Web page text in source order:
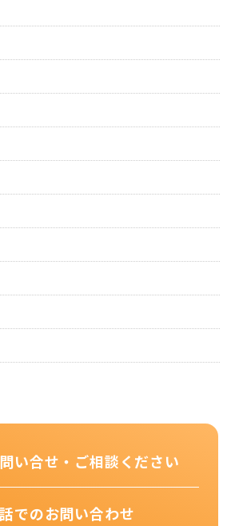
い合せ・ご相談ください
でのお問い合わせ